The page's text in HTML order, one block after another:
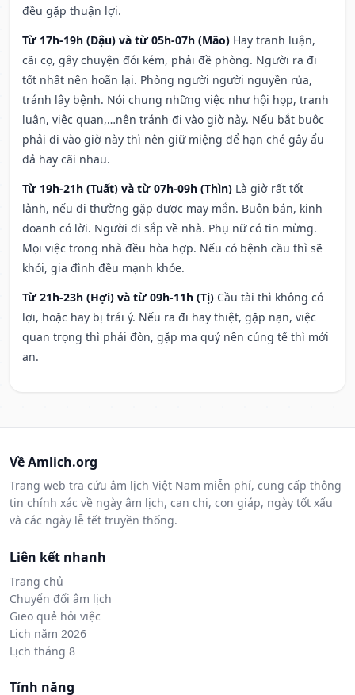
đều gặp thuận lợi.
Từ 17h-19h (Dậu) và từ 05h-07h (Mão) Hay tranh luận,
cãi cọ, gây chuyện đói kém, phải đề phòng. Người ra đi
tốt nhất nên hoãn lại. Phòng người người nguyền rủa,
tránh lây bệnh. Nói chung những việc như hội họp, tranh
luận, việc quan,…nên tránh đi vào giờ này. Nếu bắt buộc
phải đi vào giờ này thì nên giữ miệng để hạn ché gây ẩu
đả hay cãi nhau.
Từ 19h-21h (Tuất) và từ 07h-09h (Thìn) Là giờ rất tốt
lành, nếu đi thường gặp được may mắn. Buôn bán, kinh
doanh có lời. Người đi sắp về nhà. Phụ nữ có tin mừng.
Mọi việc trong nhà đều hòa hợp. Nếu có bệnh cầu thì sẽ
khỏi, gia đình đều mạnh khỏe.
Từ 21h-23h (Hợi) và từ 09h-11h (Tị) Cầu tài thì không có
lợi, hoặc hay bị trái ý. Nếu ra đi hay thiệt, gặp nạn, việc
quan trọng thì phải đòn, gặp ma quỷ nên cúng tế thì mới
an.
Về Amlich.org
Trang web tra cứu âm lịch Việt Nam miễn phí, cung cấp thông
tin chính xác về ngày âm lịch, can chi, con giáp, ngày tốt xấu
và các ngày lễ tết truyền thống.
Liên kết nhanh
Trang chủ
Chuyển đổi âm lịch
Gieo quẻ hỏi việc
Lịch năm 2026
Lịch tháng 8
Tính năng